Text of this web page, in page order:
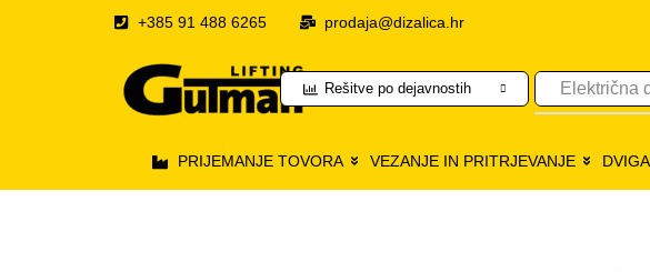
+385 91 488 6265 prodaja@dizalica.hr
Rešitve po dejavnostih Električna
PRIJEMANJE TOVORA VEZANJE IN PRITRJEVANJE